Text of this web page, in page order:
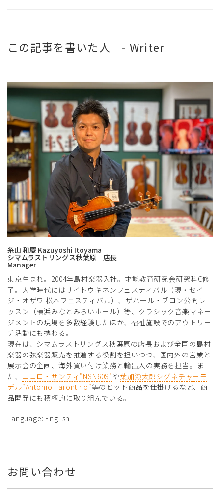
この記事を書いた人 - Writer
糸山 和慶 Kazuyoshi Itoyama
シマムラストリングス秋葉原 店長
Manager
東京生まれ。2004年島村楽器入社。才能教育研究会研究科C修
了。大学時代にはサイトウキネンフェスティバル（現・セイ
ジ・オザワ 松本フェスティバル）、ザハール・ブロン公開レ
ッスン（横浜みなとみらいホール）等、クラシック音楽マネー
ジメントの現場を多数経験したほか、福祉施設でのアウトリー
チ活動にも携わる。
現在は、シマムラストリングス秋葉原の店長および全国の島村
楽器の弦楽器販売を推進する役割を担いつつ、国内外の営業と
展示会の企画、海外買い付け業務と輸出入の実務を担当。ま
た、 ニコロ・サンティ"NSN60S"や葉加瀬太郎シグネチャーモ
デル"Antonio Tarontino"等のヒット商品を仕掛けるなど、商
品開発にも積極的に取り組んでいる。
Language: English
お問い合わせ